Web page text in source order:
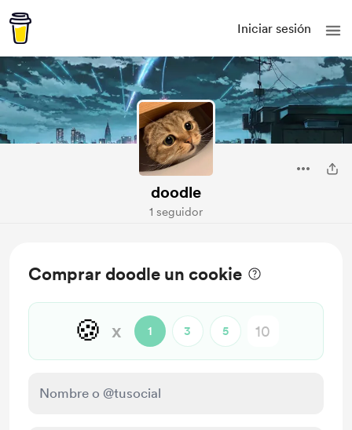
Iniciar sesión
doodle
1 seguidor
Comprar doodle un cookie
🍪 x 1 3 5